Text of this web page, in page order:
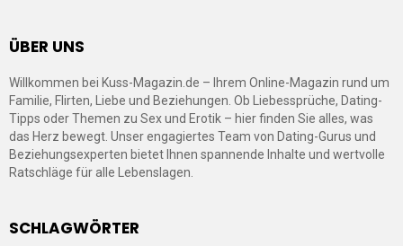
ÜBER UNS
Willkommen bei Kuss-Magazin.de – Ihrem Online-Magazin rund um
Familie, Flirten, Liebe und Beziehungen. Ob Liebessprüche, Dating-
Tipps oder Themen zu Sex und Erotik – hier finden Sie alles, was
das Herz bewegt. Unser engagiertes Team von Dating-Gurus und
Beziehungsexperten bietet Ihnen spannende Inhalte und wertvolle
Ratschläge für alle Lebenslagen.
SCHLAGWÖRTER